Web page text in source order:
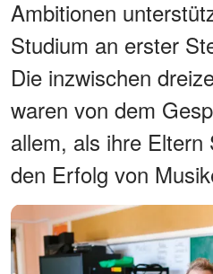
Ambitionen
Studium an erster
Die inzwischen
waren von dem
allem, als ihre
den Erfolg von